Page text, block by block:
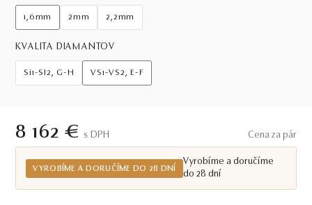
1,6mm 2mm 2,2mm
KVALITA DIAMANTOV
Si1-SI2, G-H VS1-VS2, E-F
8 162 € S DPH Cena za pár
VYROBÍME A DORUČÍME DO 28 DNÍ
Vyrobíme a doručíme
do 28 dní